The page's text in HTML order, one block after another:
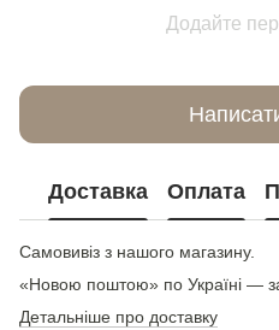
Додайте
Доставка Оплата
Самовивіз з нашого магазину.
«Новою поштою» по Україні —
Детальніше про доставку